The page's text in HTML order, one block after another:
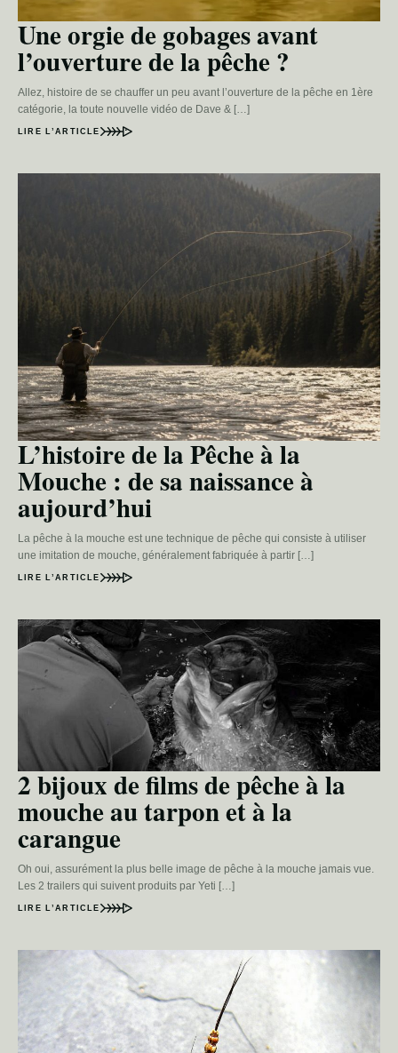
Une orgie de gobages avant
l’ouverture de la pêche ?
Allez, histoire de se chauffer un peu avant l’ouverture de la pêche en 1ère
catégorie, la toute nouvelle vidéo de Dave & […]
LIRE L’ARTICLE
L’histoire de la Pêche à la
Mouche : de sa naissance à
aujourd’hui
La pêche à la mouche est une technique de pêche qui consiste à utiliser
une imitation de mouche, généralement fabriquée à partir […]
LIRE L’ARTICLE
2 bijoux de films de pêche à la
mouche au tarpon et à la
carangue
Oh oui, assurément la plus belle image de pêche à la mouche jamais vue.
Les 2 trailers qui suivent produits par Yeti […]
LIRE L’ARTICLE